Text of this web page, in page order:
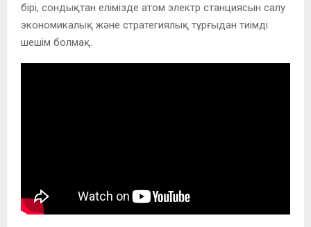
бірі, сондықтан елімізде атом электр станциясын салу
экономикалық және стратегиялық тұрғыдан тиімді
шешім болмақ.